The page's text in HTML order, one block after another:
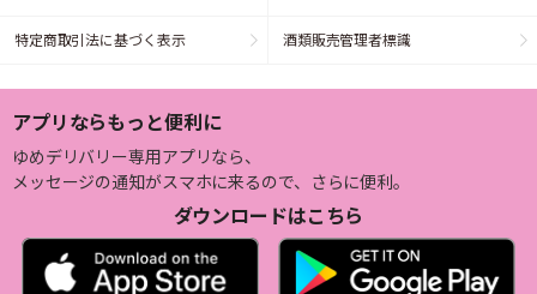
特定商取引法に基づく表示 酒類販売管理者標識
アプリならもっと便利に
ゆめデリバリー専用アプリなら、
メッセージの通知がスマホに来るので、さらに便利。
ダウンロードはこちら